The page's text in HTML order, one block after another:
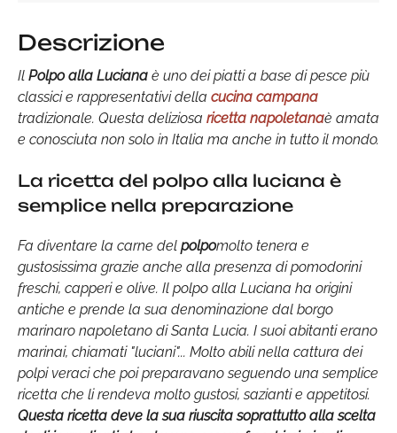
Descrizione
Il Polpo alla Luciana è uno dei piatti a base di pesce più
classici e rappresentativi della cucina campana
tradizionale. Questa deliziosa ricetta napoletanaè amata
e conosciuta non solo in Italia ma anche in tutto il mondo.
La ricetta del polpo alla luciana è
semplice nella preparazione
Fa diventare la carne del polpomolto tenera e
gustosissima grazie anche alla presenza di pomodorini
freschi, capperi e olive. Il polpo alla Luciana ha origini
antiche e prende la sua denominazione dal borgo
marinaro napoletano di Santa Lucia. I suoi abitanti erano
marinai, chiamati "luciani"... Molto abili nella cattura dei
polpi veraci che poi preparavano seguendo una semplice
ricetta che li rendeva molto gustosi, sazianti e appetitosi.
Questa ricetta deve la sua riuscita soprattutto alla scelta